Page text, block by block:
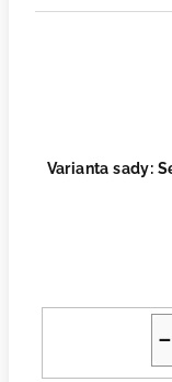
Varianta sady:
−